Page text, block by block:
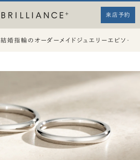
来店予約
結婚指輪のオーダーメイドジュエリーエピソー